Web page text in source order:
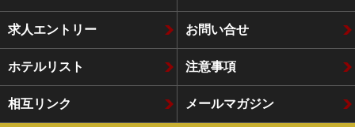
求人エントリー お問い合せ
ホテルリスト 注意事項
相互リンク メールマガジン